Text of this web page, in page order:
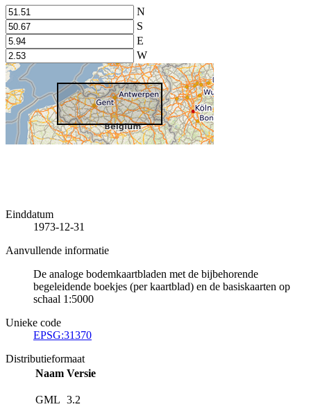
N
S
E
W
Einddatum
1973-12-31
Aanvullende informatie
De analoge bodemkaartbladen met de bijbehorende
begeleidende boekjes (per kaartblad) en de basiskaarten op
schaal 1:5000
Unieke code
EPSG:31370
Distributieformaat
Naam Versie
GML 3.2